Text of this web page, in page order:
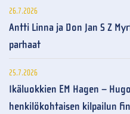
26.7.2026
Antti Linna ja Don Jan S Z
parhaat
25.7.2026
Ikäluokkien EM Hagen –
henkilökohtaisen kilpailun